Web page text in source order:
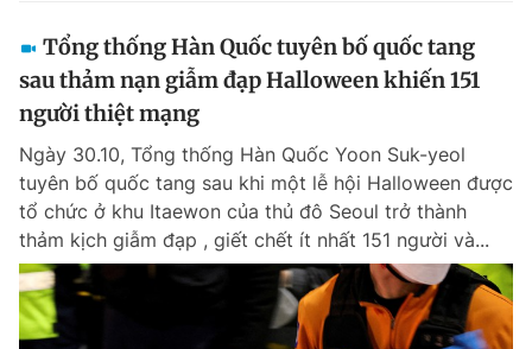
Tổng thống Hàn Quốc tuyên bố quốc tang
sau thảm nạn giẫm đạp Halloween khiến 151
người thiệt mạng
Ngày 30.10, Tổng thống Hàn Quốc Yoon Suk-yeol
tuyên bố quốc tang sau khi một lễ hội Halloween được
tổ chức ở khu Itaewon của thủ đô Seoul trở thành
thảm kịch giẫm đạp , giết chết ít nhất 151 người và...